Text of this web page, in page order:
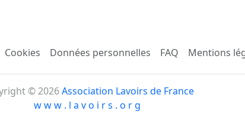
Cookies Données personnelles FAQ Mentions
© 2026Association Lavoirs de France
w w w . l a v o i r s . o r g